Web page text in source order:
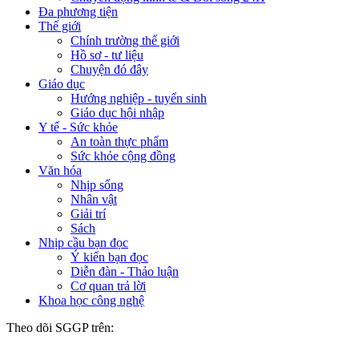
Đa phương tiện
Thế giới
Chính trường thế giới
Hồ sơ - tư liệu
Chuyện đó đây
Giáo dục
Hướng nghiệp - tuyển sinh
Giáo dục hội nhập
Y tế - Sức khỏe
An toàn thực phẩm
Sức khỏe cộng đồng
Văn hóa
Nhịp sống
Nhân vật
Giải trí
Sách
Nhịp cầu bạn đọc
Ý kiến bạn đọc
Diễn đàn - Thảo luận
Cơ quan trả lời
Khoa học công nghệ
Theo dõi SGGP trên: